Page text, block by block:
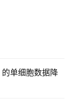
单细胞数据降